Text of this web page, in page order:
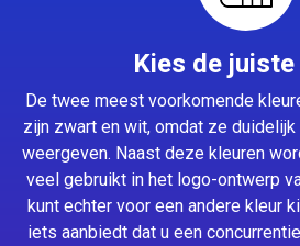
Kies de
De twee meest voorkomende
zijn zwart en wit, omdat ze
weergeven. Naast deze kleuren
veel gebruikt in het logo-ontwerp
kunt echter voor een andere kleur
iets aanbiedt dat u een